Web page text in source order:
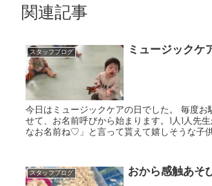
関連記事
スタッフブログ ミュージックケ
今日はミュージックケアの日でした。 毎度お馴染みの歌に合わ
せて、お名前呼びから始まります。1人1人先
なお名前ね♡」と言って貰えて嬉しそうな子供たち。
スタッフブログ おから感触あそ